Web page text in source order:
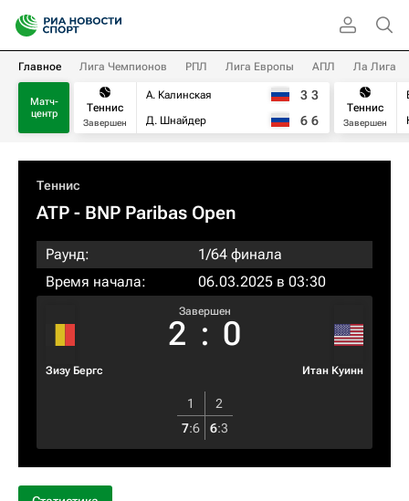
Главное Лига Чемпионов РПЛ Лига Европы АПЛ Ла Лига
Матч-
центр
Теннис
Завершен
А. Калинская
Д. Шнайдер
3 3
6 6
Теннис
Завершен
Теннис
ATP - BNP Paribas Open
Раунд:
1/64 финала
Время начала:
06.03.2025 в 03:30
Зизу Бергс
Завершен
2 : 0
Итан Куинн
1
2
7:6 6:3